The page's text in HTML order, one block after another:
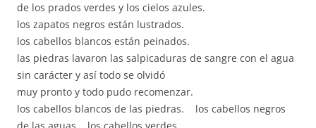
de los prados verdes y los cielos azules.
los zapatos negros están lustrados.
los cabellos blancos están peinados.
las piedras lavaron las salpicaduras de sangre con el agua
sin carácter y así todo se olvidó
muy pronto y todo pudo recomenzar.
los cabellos blancos de las piedras. los cabellos negros